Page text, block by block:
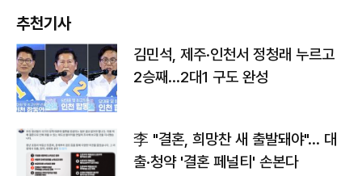
추천기사
김민석, 제주·인천서 정청래 누르고
2승째…2대1 구도 완성
李 "결혼, 희망찬 새 출발돼야"… 대
출·청약 '결혼 페널티' 손본다